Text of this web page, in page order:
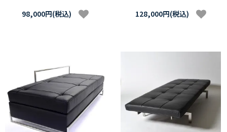
98,000円(税込) 128,000円(税込)